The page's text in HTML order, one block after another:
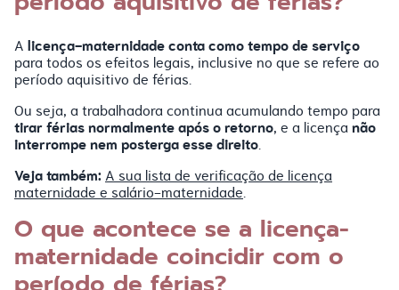
Alicença-maternidade conta como tempo de serviço
para todos os efeitos legais, inclusive no que se refere ao
período aquisitivo de férias.
Ou seja, a trabalhadora continua acumulando tempo para
tirar férias normalmente após o retorno, e a licençanão
interrompe nem posterga esse direito.
Veja também:A sua lista de verificação de licença
maternidade e salário-maternidade.
O que acontece se a licença-
maternidade coincidir com o